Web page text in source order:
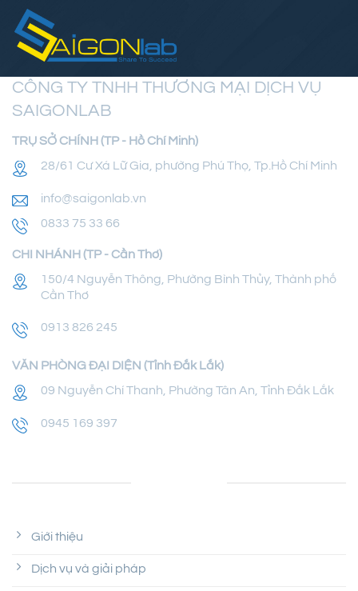
CÔNG TY TNHH THƯƠNG MẠI DỊCH VỤ
SAIGONLAB
TRỤ SỞ CHÍNH (TP - Hồ Chí Minh)
28/61 Cư Xá Lữ Gia, phường Phú Thọ, Tp.Hồ Chí Minh
info@saigonlab.vn
0833 75 33 66
CHI NHÁNH (TP - Cần Thơ)
150/4 Nguyễn Thông, Phường Bình Thủy, Thành phố
Cần Thơ
0913 826 245
VĂN PHÒNG ĐẠI DIỆN (Tỉnh Đắk Lắk)
09 Nguyễn Chí Thanh, Phường Tân An, Tỉnh Đắk Lắk
0945 169 397
Giới thiệu
Dịch vụ và giải pháp